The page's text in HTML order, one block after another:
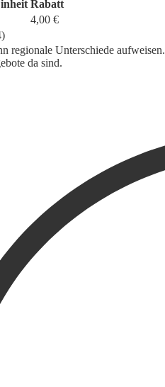
Rabatt
4,00 €
regionale Unterschiede aufweisen.
da sind.